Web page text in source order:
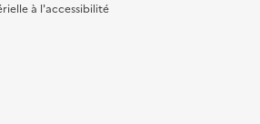
à l'accessibilité